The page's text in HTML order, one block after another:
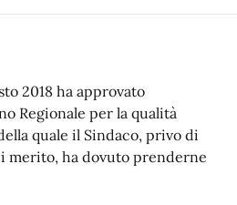
2018 ha approvato
Regionale per la qualità
quale il Sindaco, privo di
merito, ha dovuto prenderne